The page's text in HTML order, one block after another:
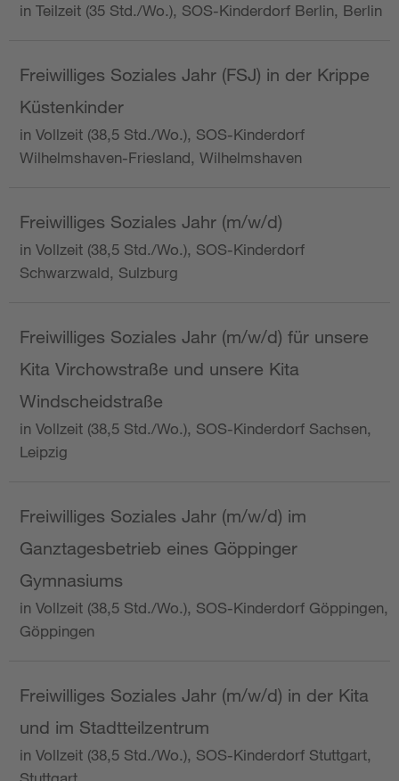
in Teilzeit (35 Std./Wo.), SOS-Kinderdorf Berlin, Berlin
Freiwilliges Soziales Jahr (FSJ) in der Krippe
Küstenkinder
in Vollzeit (38,5 Std./Wo.), SOS-Kinderdorf
Wilhelmshaven-Friesland, Wilhelmshaven
Freiwilliges Soziales Jahr (m/w/d)
in Vollzeit (38,5 Std./Wo.), SOS-Kinderdorf
Schwarzwald, Sulzburg
Freiwilliges Soziales Jahr (m/w/d) für unsere
Kita Virchowstraße und unsere Kita
Windscheidstraße
in Vollzeit (38,5 Std./Wo.), SOS-Kinderdorf Sachsen,
Leipzig
Freiwilliges Soziales Jahr (m/w/d) im
Ganztagesbetrieb eines Göppinger
Gymnasiums
in Vollzeit (38,5 Std./Wo.), SOS-Kinderdorf Göppingen,
Göppingen
Freiwilliges Soziales Jahr (m/w/d) in der Kita
und im Stadtteilzentrum
in Vollzeit (38,5 Std./Wo.), SOS-Kinderdorf Stuttgart,